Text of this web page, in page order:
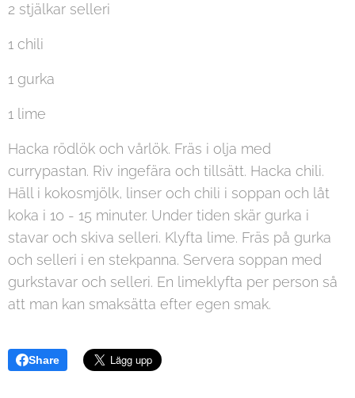
2 stjälkar selleri
1 chili
1 gurka
1 lime
Hacka rödlök och vårlök. Fräs i olja med
currypastan. Riv ingefära och tillsätt. Hacka chili.
Häll i kokosmjölk, linser och chili i soppan och låt
koka i 10 - 15 minuter. Under tiden skär gurka i
stavar och skiva selleri. Klyfta lime. Fräs på gurka
och selleri i en stekpanna. Servera soppan med
gurkstavar och selleri. En limeklyfta per person så
att man kan smaksätta efter egen smak.
Share